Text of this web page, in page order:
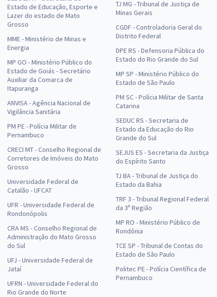
Estado de Educação, Esporte e
Lazer do estado de Mato
Grosso
MME - Ministério de Minas e
Energia
MP GO - Ministério Público do
Estado de Goiás - Secretário
Auxiliar da Comarca de
Itapuranga
ANVISA - Agência Nacional de
Vigilância Sanitária
PM PE - Polícia Militar de
Pernambuco
CRECI MT - Conselho Regional de
Corretores de Imóveis do Mato
Grosso
Universidade Federal de
Catalão - UFCAT
UFR - Universidade Federal de
Rondonópolis
CRA MS - Conselho Regional de
Administração do Mato Grosso
do Sul
UFJ - Universidade Federal de
Jataí
UFRN - Universidade Federal do
Rio Grande do Norte
TJ MG - Tribunal de Justiça de
Minas Gerais
CGDF - Controladoria Geral do
Distrito Federal
DPE RS - Defensoria Pública do
Estado do Rio Grande do Sul
MP SP - Ministério Público do
Estado de São Paulo
PM SC - Polícia Militar de Santa
Catarina
SEDUC RS - Secretaria de
Estado da Educação do Rio
Grande do Sul
SEJUS ES - Secretaria da Justiça
do Espírito Santo
TJ BA - Tribunal de Justiça do
Estado da Bahia
TRF 3 - Tribunal Regional Federal
da 3ª Região
MP RO - Ministério Público de
Rondônia
TCE SP - Tribunal de Contas do
Estado de São Paulo
Politec PE - Polícia Científica de
Pernambuco